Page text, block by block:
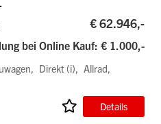
€ 62.946,-
bei Online Kauf: € 1.000,-
Direkt (i)
Allrad
Details